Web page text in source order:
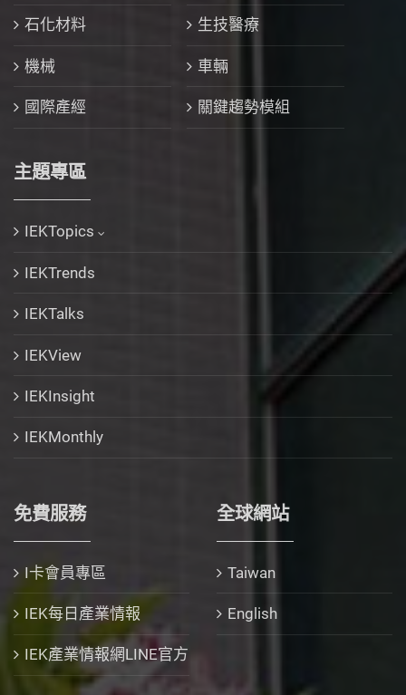
石化材料 生技醫療
機械 車輛
國際產經 關鍵趨勢模組
主題專區
IEKTopics
IEKTrends
IEKTalks
IEKView
IEKInsight
IEKMonthly
免費服務
I卡會員專區
IEK每日產業情報
IEK產業情報網LINE官方
全球網站
Taiwan
English